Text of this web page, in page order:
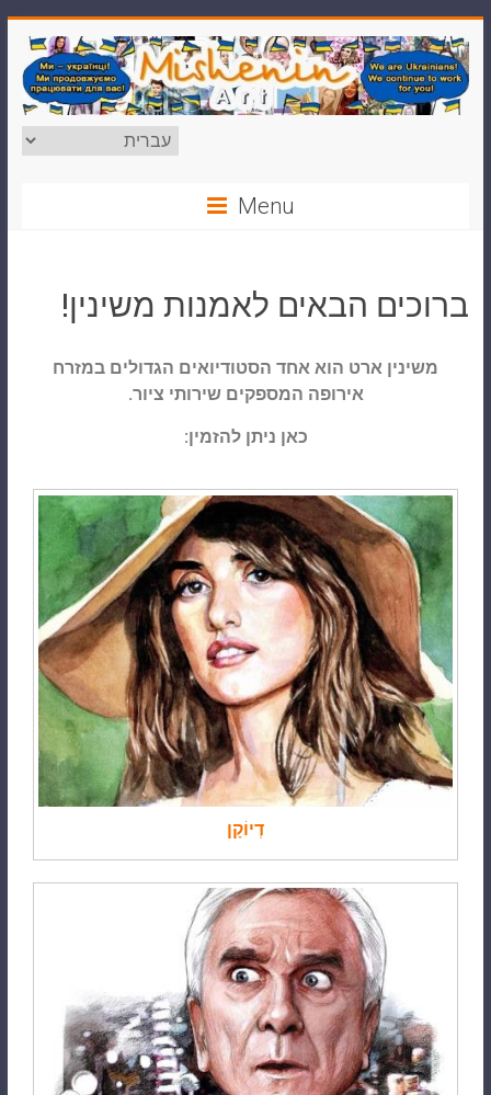
Menu
ברוכים הבאים לאמנות משינין!
משינין ארט הוא אחד הסטודיואים הגדולים במזרח
אירופה המספקים שירותי ציור.
כאן ניתן להזמין:
דְיוֹקָן